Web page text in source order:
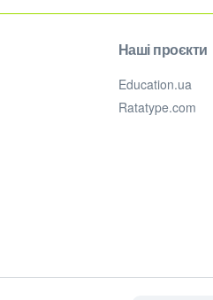
Наші проєкти
Education.ua
Ratatype.com